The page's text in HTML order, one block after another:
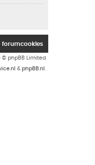
forumcookies
© phpBB Limited
& phpBB.nl